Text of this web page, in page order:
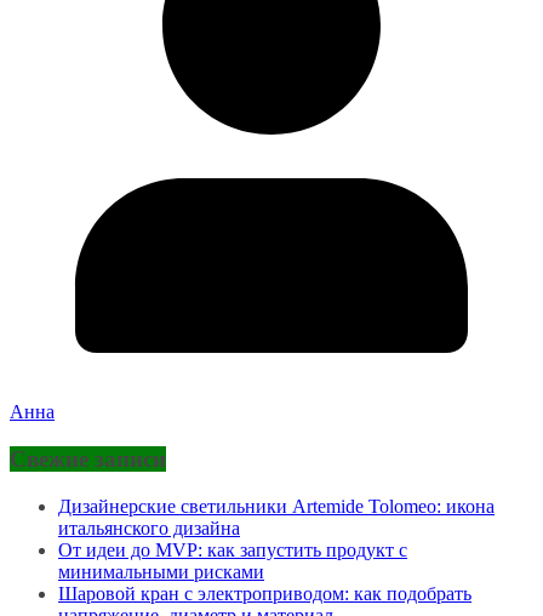
Анна
Свежие записи
Дизайнерские светильники Artemide Tolomeo: икона
итальянского дизайна
От идеи до MVP: как запустить продукт с
минимальными рисками
Шаровой кран с электроприводом: как подобрать